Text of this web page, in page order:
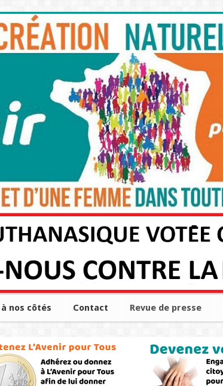
nos côtés Contact Revue de presse